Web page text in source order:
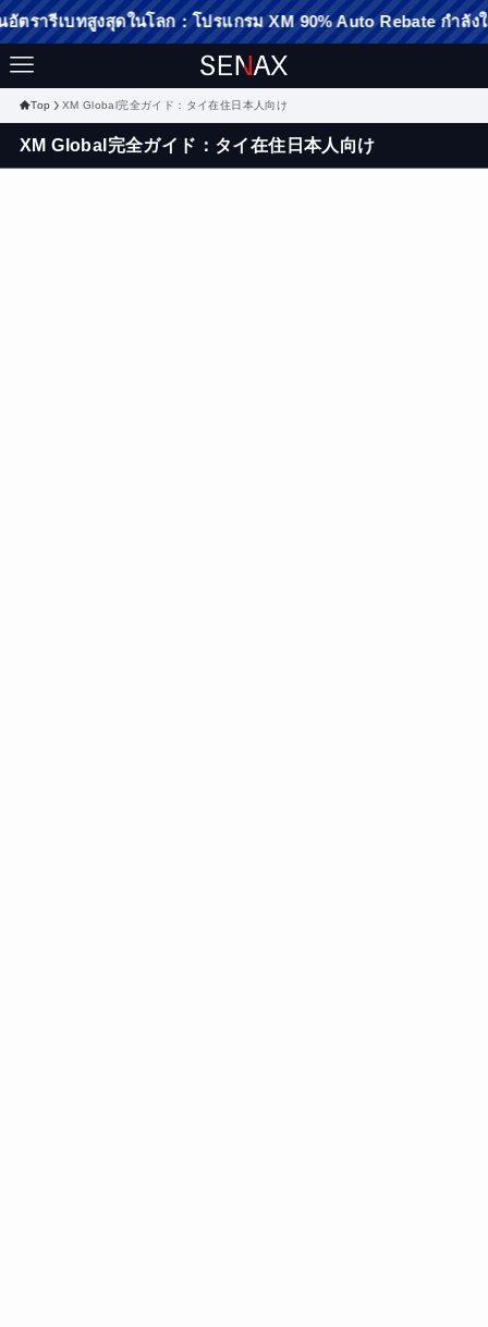
สูงสุดในโลก：โปรแกรม XM 90% Auto Rebate กำลังให้บริการ
Top XM Global完全ガイド：タイ在住日本人向け
XM Global完全ガイド：タイ在住日本人向け